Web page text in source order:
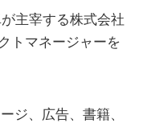
主宰する株式会社
トマネージャーを
ジ、広告、書籍、